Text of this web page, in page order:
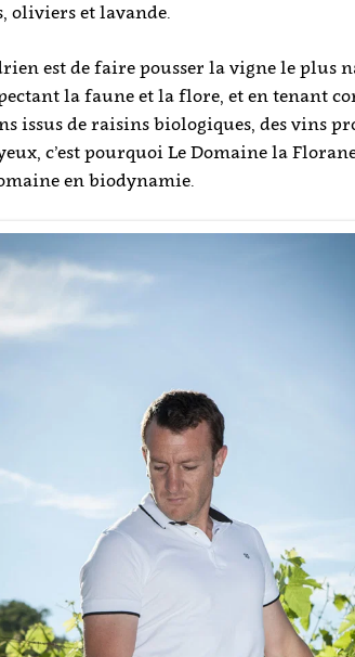
oliviers et lavande.
est de faire pousser la vigne le plus
la faune et la flore, et en tenant
issus de raisins biologiques, des vins
c’est pourquoi Le Domaine la
en biodynamie.